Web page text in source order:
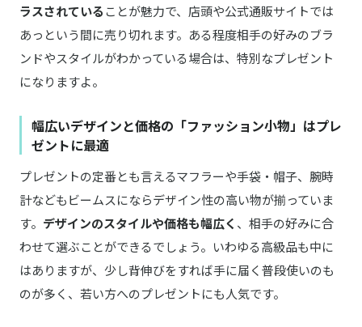
ラスされていることが魅力で、店頭や公式通販サイトでは
あっという間に売り切れます。ある程度相手の好みのブラ
ンドやスタイルがわかっている場合は、特別なプレゼント
になりますよ。
幅広いデザインと価格の「ファッション小物」はプレ
ゼントに最適
プレゼントの定番とも言えるマフラーや手袋・帽子、腕時
計などもビームスにならデザイン性の高い物が揃っていま
す。 デザインのスタイルや価格も幅広く 、相手の好みに合
わせて選ぶことができるでしょう。いわゆる高級品も中に
はありますが、少し背伸びをすれば手に届く普段使いのも
のが多く、若い方へのプレゼントにも人気です。